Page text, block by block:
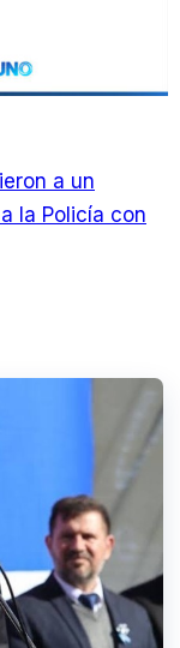
a un
la Policía con